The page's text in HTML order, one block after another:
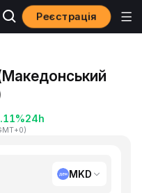
Реєстрація
24h
)
MKD